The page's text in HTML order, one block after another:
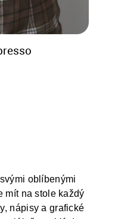
oblíbenými
mít na stole každý
nápisy a grafické